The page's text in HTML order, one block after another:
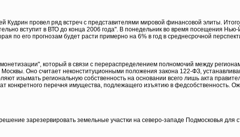
Кудрин провел ряд встреч с представителями мировой финансовой элиты.
вступит в ВТО до конца 2006 года". В понедельник во время посещения
по его прогнозам будет расти примерно на 6% в год в среднесрочной
который в связи с перераспределением полномочий между
Оно считает неконституционными положения закона 122-ФЗ,
изымать региональную собственность на основании всего лишь акта
конкретного перечня имущества, подлежащего изъятию в федсобственность.
зарезервировать земельные участки на северо-западе Подмосковья для